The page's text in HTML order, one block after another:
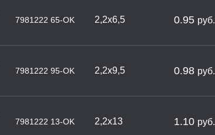
7981222 65-OK 2,2х6,5 0.95 руб.
7981222 95-OK 2,2х9,5 0.98 руб.
7981222 13-OK 2,2х13 1.10 руб.